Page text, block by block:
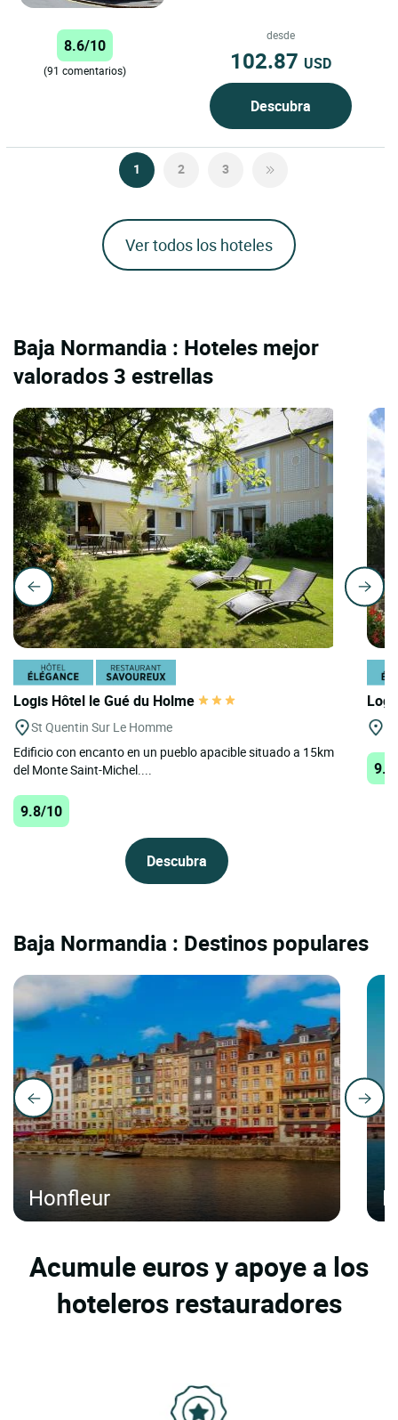
habitantes. Podrá degustar...
8.6/10
(91 comentarios)
desde
102.87 USD
Descubra
1 2 3
Ver todos los hoteles
Baja Normandia : Hoteles mejor
valorados 3 estrellas
Logis Hôtel le Gué du Holme
St Quentin Sur Le Homme
Edificio con encanto en un pueblo apacible situado a 15km
del Monte Saint-Michel....
9.8/10
Descubra
Baja Normandia : Destinos populares
Honfleur
Acumule euros y apoye a los
hoteleros restauradores